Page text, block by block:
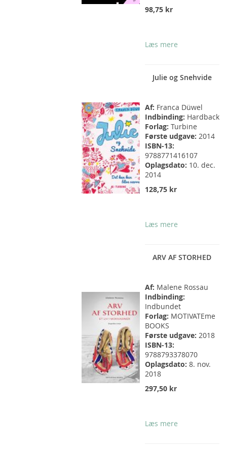
98,75 kr
Læs mere
Julie og Snehvide
Af: Franca Düwel
Indbinding: Hardback
Forlag: Turbine
Første udgave: 2014
ISBN-13:
9788771416107
Oplagsdato: 10. dec.
2014
128,75 kr
Læs mere
ARV AF STORHED
Af: Malene Rossau
Indbinding:
Indbundet
Forlag: MOTIVATEme
BOOKS
Første udgave: 2018
ISBN-13:
9788793378070
Oplagsdato: 8. nov.
2018
297,50 kr
Læs mere